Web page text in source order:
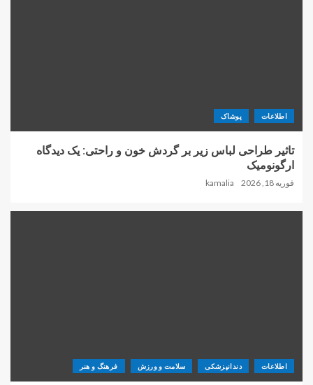
اطلاعات پوشاک
تاثیر طراحی لباس زیر بر گردش خون و راحتی: یک دیدگاه
ارگونومیک
فوریه 18, 2026 kamalia
اطلاعات دندانپزشکی سلامت و ورزش فرهنگ و هنر